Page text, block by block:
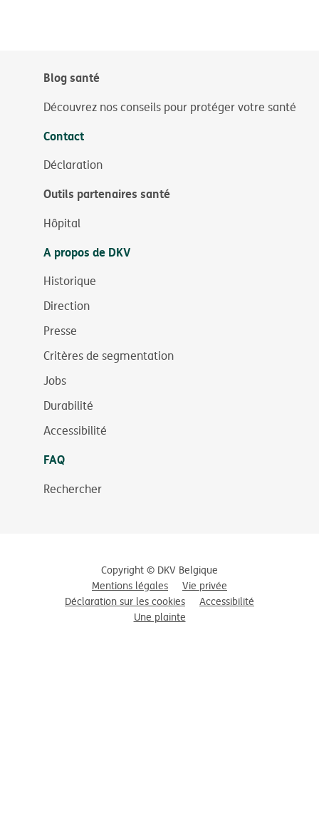
Blog santé
Découvrez nos conseils pour protéger votre santé
Contact
Déclaration
Outils partenaires santé
Hôpital
A propos de DKV
Historique
Direction
Presse
Critères de segmentation
Jobs
Durabilité
Accessibilité
FAQ
Rechercher
Copyright © DKV Belgique
Mentions légales
Vie privée
Déclaration sur les cookies
Accessibilité
Une plainte